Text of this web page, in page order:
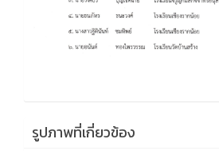
รูปภาพที่เกี่ยวข้อง